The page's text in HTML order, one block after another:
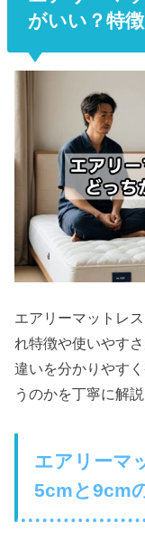
がいい？特
エアリーマットレ
れ特徴や使いやす
違いを分かりやす
うのかを丁寧に解
エアリーマ
5cmと9cm